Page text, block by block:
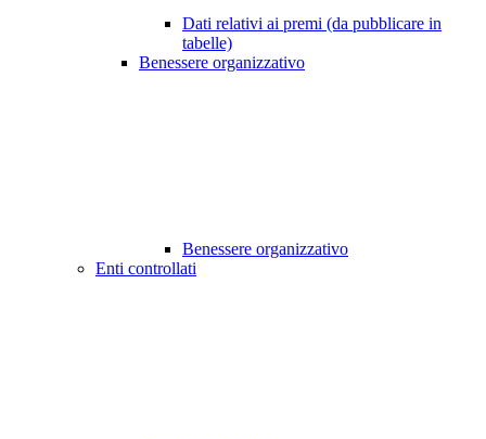
Dati relativi ai premi (da pubblicare in
tabelle)
Benessere organizzativo
Benessere organizzativo
Enti controllati